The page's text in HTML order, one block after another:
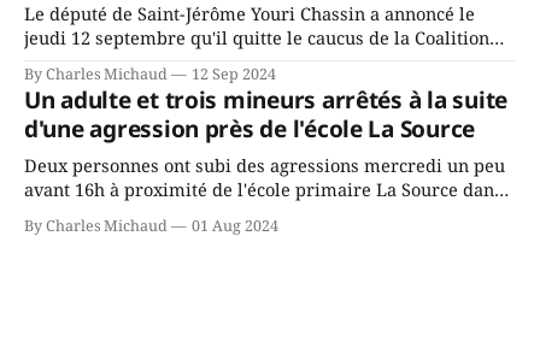
Le député de Saint-Jérôme Youri Chassin a annoncé le
jeudi 12 septembre qu'il quitte le caucus de la Coalition
Avenir Québec de François Legault parce qu'il est déçu du
gouvernement de la CAQ, surtout de son incapacité, qu'il
juge chronique, à offrir des
By Charles Michaud 12 Sep 2024
Un adulte et trois mineurs arrêtés à la suite
d'une agression près de l'école La Source
Deux personnes ont subi des agressions mercredi un peu
avant 16h à proximité de l'école primaire La Source dans
le secteur Bellefeuille de Saint-Jérôme. L'une de deux
victimes aurait été écrasée sous un véhicule et aspergée
By Charles Michaud 01 Aug 2024